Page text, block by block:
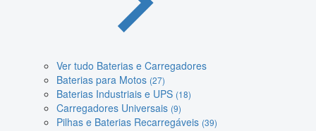
Ver tudo Baterias e Carregadores
Baterias para Motos (27)
Baterias Industriais e UPS (18)
Carregadores Universais (9)
Pilhas e Baterias Recarregáveis (39)